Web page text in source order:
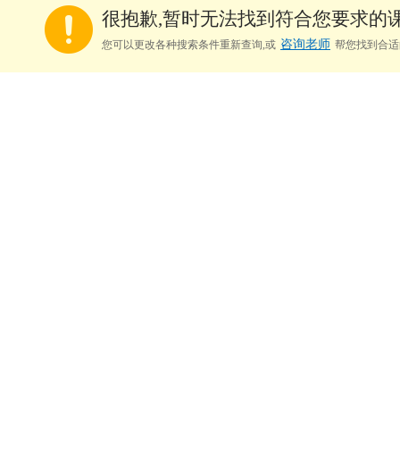
很抱歉,暂时无法找到符合您要求的
您可以更改各种搜索条件重新查询,或 咨询老师 帮您找到合